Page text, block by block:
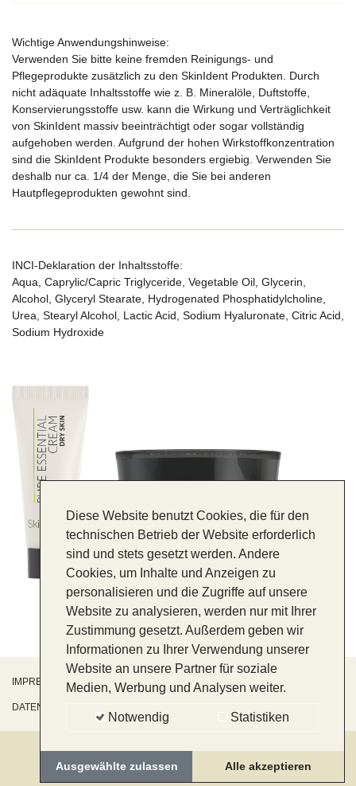
Diese Website benutzt Cookies, die für den
technischen Betrieb der Website erforderlich
sind und stets gesetzt werden. Andere
Cookies, um Inhalte und Anzeigen zu
personalisieren und die Zugriffe auf unsere
Website zu analysieren, werden nur mit Ihrer
Zustimmung gesetzt. Außerdem geben wir
Informationen zu Ihrer Verwendung unserer
Website an unsere Partner für soziale
Medien, Werbung und Analysen weiter.
Notwendig Statistiken
Ausgewählte zulassen Alle akzeptieren
Wichtige Anwendungshinweise:
Verwenden Sie bitte keine fremden Reinigungs- und
Pflegeprodukte zusätzlich zu den SkinIdent Produkten. Durch
nicht adäquate Inhaltsstoffe wie z. B. Mineralöle, Duftstoffe,
Konservierungsstoffe usw. kann die Wirkung und Verträglichkeit
von SkinIdent massiv beeinträchtigt oder sogar vollständig
aufgehoben werden. Aufgrund der hohen Wirkstoffkonzentration
sind die SkinIdent Produkte besonders ergiebig. Verwenden Sie
deshalb nur ca. 1/4 der Menge, die Sie bei anderen
Hautpflegeprodukten gewohnt sind.
INCI-Deklaration der Inhaltsstoffe:
Aqua, Caprylic/Capric Triglyceride, Vegetable Oil, Glycerin,
Alcohol, Glyceryl Stearate, Hydrogenated Phosphatidylcholine,
Urea, Stearyl Alcohol, Lactic Acid, Sodium Hyaluronate, Citric Acid,
Sodium Hydroxide
IMPRESSUM
DATENSCHUTZ